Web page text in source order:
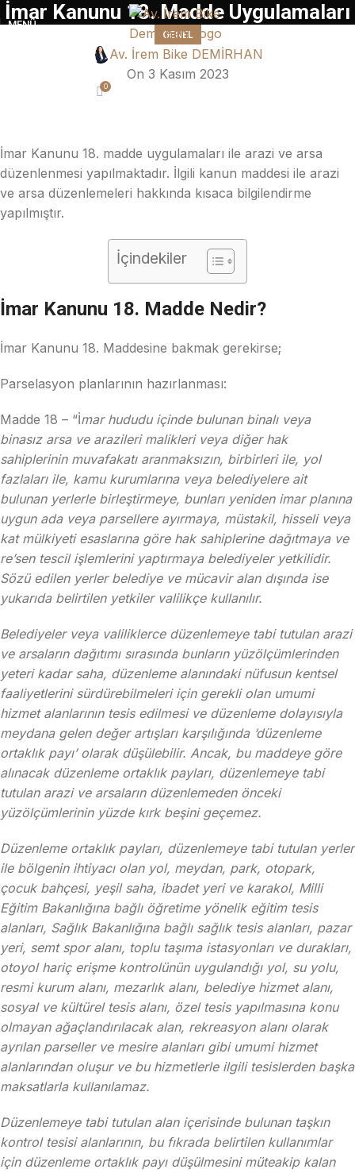
MENÜ
İmar Kanunu 18. Madde Uygulamaları
GENEL
Av. İrem Bike DEMİRHAN
On 3 Kasım 2023
0
İmar Kanunu 18. madde uygulamaları ile arazi ve arsa
düzenlenmesi yapılmaktadır. İlgili kanun maddesi ile arazi
ve arsa düzenlemeleri hakkında kısaca bilgilendirme
yapılmıştır.
İçindekiler
İmar Kanunu 18. Madde Nedir?
İmar Kanunu 18. Maddesine bakmak gerekirse;
Parselasyon planlarının hazırlanması:
Madde 18 – “İmar hududu içinde bulunan binalı veya
binasız arsa ve arazileri malikleri veya diğer hak
sahiplerinin muvafakatı aranmaksızın, birbirleri ile, yol
fazlaları ile, kamu kurumlarına veya belediyelere ait
bulunan yerlerle birleştirmeye, bunları yeniden imar planına
uygun ada veya parsellere ayırmaya, müstakil, hisseli veya
kat mülkiyeti esaslarına göre hak sahiplerine dağıtmaya ve
re’sen tescil işlemlerini yaptırmaya belediyeler yetkilidir.
Sözü edilen yerler belediye ve mücavir alan dışında ise
yukarıda belirtilen yetkiler valilikçe kullanılır.
Belediyeler veya valiliklerce düzenlemeye tabi tutulan arazi
ve arsaların dağıtımı sırasında bunların yüzölçümlerinden
yeteri kadar saha, düzenleme alanındaki nüfusun kentsel
faaliyetlerini sürdürebilmeleri için gerekli olan umumi
hizmet alanlarının tesis edilmesi ve düzenleme dolayısıyla
meydana gelen değer artışları karşılığında ‘düzenleme
ortaklık payı’ olarak düşülebilir. Ancak, bu maddeye göre
alınacak düzenleme ortaklık payları, düzenlemeye tabi
tutulan arazi ve arsaların düzenlemeden önceki
yüzölçümlerinin yüzde kırk beşini geçemez.
Düzenleme ortaklık payları, düzenlemeye tabi tutulan yerler
ile bölgenin ihtiyacı olan yol, meydan, park, otopark,
çocuk bahçesi, yeşil saha, ibadet yeri ve karakol, Milli
Eğitim Bakanlığına bağlı öğretime yönelik eğitim tesis
alanları, Sağlık Bakanlığına bağlı sağlık tesis alanları, pazar
yeri, semt spor alanı, toplu taşıma istasyonları ve durakları,
otoyol hariç erişme kontrolünün uygulandığı yol, su yolu,
resmi kurum alanı, mezarlık alanı, belediye hizmet alanı,
sosyal ve kültürel tesis alanı, özel tesis yapılmasına konu
olmayan ağaçlandırılacak alan, rekreasyon alanı olarak
ayrılan parseller ve mesire alanları gibi umumi hizmet
alanlarından oluşur ve bu hizmetlerle ilgili tesislerden başka
maksatlarla kullanılamaz.
Düzenlemeye tabi tutulan alan içerisinde bulunan taşkın
kontrol tesisi alanlarının, bu fıkrada belirtilen kullanımlar
için düzenleme ortaklık payı düşülmesini müteakip kalan